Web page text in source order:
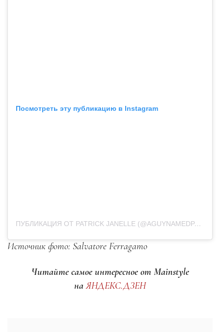
Посмотреть эту публикацию в Instagram
ПУБЛИКАЦИЯ ОТ PATRICK JANELLE (@AGUYNAMEDPATRICK)
Источник фото: Salvatore Ferragamo
Читайте самое интересное от Mainstyle
наЯНДЕКС.ДЗЕН